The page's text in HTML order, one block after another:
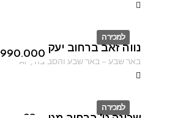
למכירה
ID
990.000
נווה זאב ברחוב יעקב פיכמן
באר שבע–באר שבע והסביבה ,
AF
למכירה